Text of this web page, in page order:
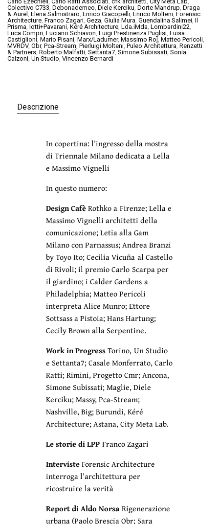
Colectivo C733 Debonademeo Diele Kerciku Dorte Mandrup Draga
& Aurel Elena Salmistraro Enrico Giacopelli Enrico Molteni Forensic
Architecture Franco Zagari Geza Giulia Mura Guendalina Salimei Il
Prisma Iotti+Pavarani Kéré Architecture Lda.iMda Lombardini22
Luca Compri Luciano Schiavon Luigi Prestinenza Puglisi Luisa
Castiglioni Mario Pisani Marx/Ladurner, Massimo Roj Matteo Pericoli
MVRDV, Obr, Pca-Stream Pierluigi Molteni Puleo Architettura Renzetti
& Partners Roberto Malfatti Settanta7 Simone Subissati Sonia
Calzoni Un Studio Vincenzo Bernardi
Descrizione
In copertina: l’ingresso della mostra
di Triennale Milano dedicata a Lella
e Massimo Vignelli
In questo numero:
Design CafèRothko a Firenze; Lella e
Massimo Vignelli architetti della
comunicazione; Letia alla Gam
Milano con Parnassus; Andrea Branzi
by Toyo Ito; Cecilia Vicuña al Castello
di Rivoli; il premio Carlo Scarpa per
il giardino; i Calder Gardens a
Philadelphia; Matteo Pericoli
interpreta Alice Munro; Ettore
Sottsass a Pistoia; Hans Hartung;
Cecily Brown alla Serpentine.
Work in ProgressTorino, Un Studio
e Settanta7; Casale Monferrato, Carlo
Ratti; Rimini, Progetto Cmr; Ancona,
Simone Subissati; Maglie, Diele
Kerciku; Massy, Pca-Stream;
Nashville, Big; Burundi, Kéré
Architecture; Astana, City Meta Lab.
Le storie di LPP Franco Zagari
IntervisteForensic Architecture
interroga l’architettura per
ricostruire la verità
Report di Aldo Norsa Rigenerazione
urbana (Paolo Brescia Obr; Sara